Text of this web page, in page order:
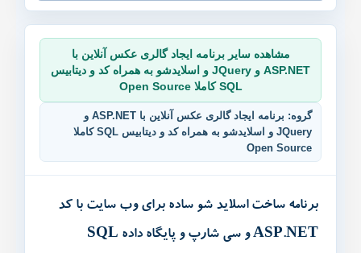
انجمن
مشاهده سایر برنامه ایجاد گالری عکس آنلاین با
ASP.NET و JQuery و اسلایدشو به همراه کد و دیتابیس
SQL کاملا Open Source
گروه: برنامه ایجاد گالری عکس آنلاین با ASP.NET و
JQuery و اسلایدشو به همراه کد و دیتابیس SQL کاملا
Open Source
برنامه ساخت اسلاید شو ساده برای وب سایت با کد
ASP.NET و سی شارپ و پایگاه داده SQL